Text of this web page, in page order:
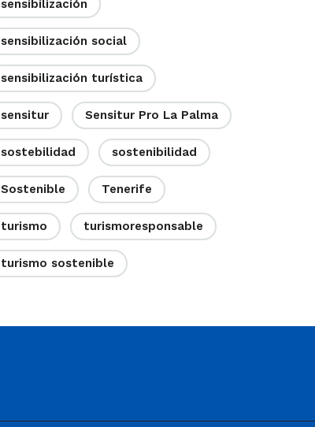
sensibilización
sensibilización social
sensibilización turística
sensitur Sensitur Pro La Palma
sostebilidad sostenibilidad
Sostenible Tenerife
turismo turismoresponsable
turismo sostenible